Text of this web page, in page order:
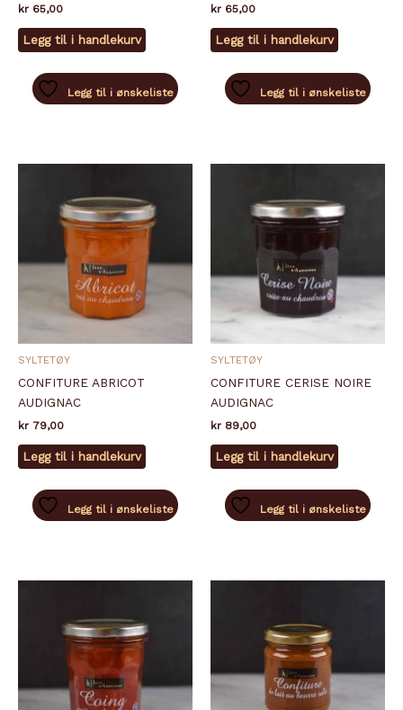
kr 65,00
Legg til i handlekurv
Legg til i ønskeliste
kr 65,00
Legg til i handlekurv
Legg til i ønskeliste
SYLTETØY
CONFITURE ABRICOT
AUDIGNAC
kr 79,00
Legg til i handlekurv
Legg til i ønskeliste
SYLTETØY
CONFITURE CERISE NOIRE
AUDIGNAC
kr 89,00
Legg til i handlekurv
Legg til i ønskeliste